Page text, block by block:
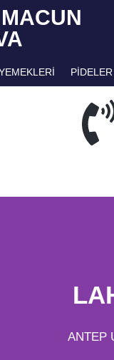
PİDELER
ANTEP